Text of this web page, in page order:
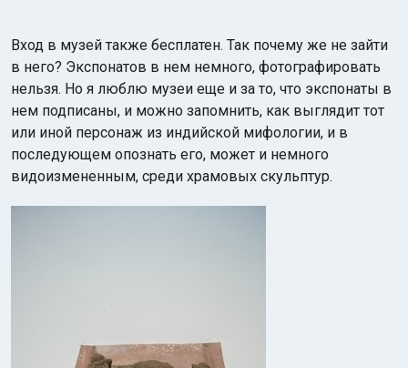
Вход в музей также бесплатен. Так почему же не зайти
в него? Экспонатов в нем немного, фотографировать
нельзя. Но я люблю музеи еще и за то, что экспонаты в
нем подписаны, и можно запомнить, как выглядит тот
или иной персонаж из индийской мифологии, и в
последующем опознать его, может и немного
видоизмененным, среди храмовых скульптур.